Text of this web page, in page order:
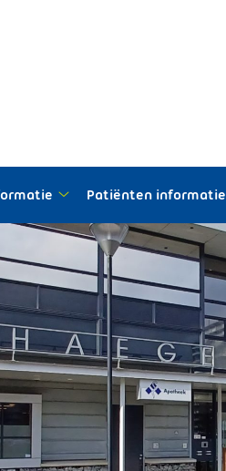
informatie
submenu
Patiënten informatie